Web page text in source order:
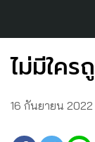
ไม่มีใค
16 กันยายน 2022